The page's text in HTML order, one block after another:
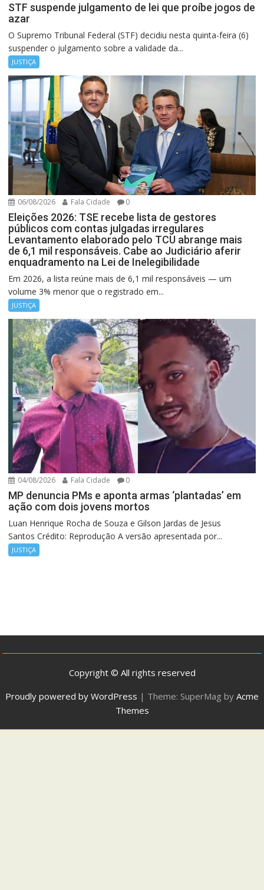
STF suspende julgamento de lei que proíbe jogos de
azar
O Supremo Tribunal Federal (STF) decidiu nesta quinta-feira (6)
suspender o julgamento sobre a validade da...
JUSTIÇA
06/08/2026 Fala Cidade 0
Eleições 2026: TSE recebe lista de gestores
públicos com contas julgadas irregulares
Levantamento elaborado pelo TCU abrange mais
de 6,1 mil responsáveis. Cabe ao Judiciário aferir
enquadramento na Lei de Inelegibilidade
Em 2026, a lista reúne mais de 6,1 mil responsáveis — um
volume 3% menor que o registrado em...
JUSTIÇA
04/08/2026 Fala Cidade 0
MP denuncia PMs e aponta armas ‘plantadas’ em
ação com dois jovens mortos
Luan Henrique Rocha de Souza e Gilson Jardas de Jesus
Santos Crédito: Reprodução A versão apresentada por...
JUSTIÇA
Copyright © All rights reserved
Proudly powered by WordPress | Theme: SuperMag by Acme
Themes